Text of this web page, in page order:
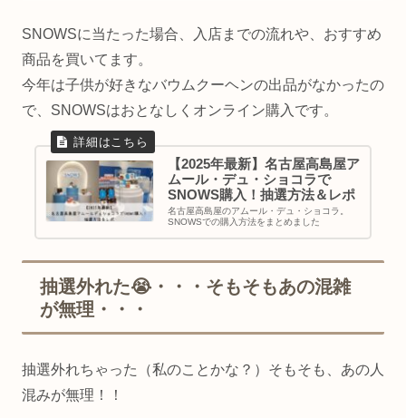
SNOWSに当たった場合、入店までの流れや、おすすめ
商品を買いてます。
今年は子供が好きなバウムクーヘンの出品がなかったの
で、SNOWSはおとなしくオンライン購入です。
【2025年最新】名古屋高島屋ア
ムール・デュ・ショコラで
SNOWS購入！抽選方法＆レポ
名古屋高島屋のアムール・デュ・ショコラ。
SNOWSでの購入方法をまとめました
抽選外れた😭・・・そもそもあの混雑
が無理・・・
抽選外れちゃった（私のことかな？）そもそも、あの人
混みが無理！！